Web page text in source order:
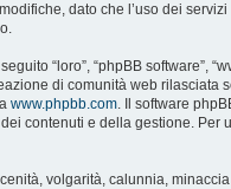
dato che l’uso dei servizi
“loro”, “phpBB software”,
di comunità web rilasciata
www.phpbb.com. Il software
contenuti e della gestione. Per
volgarità, calunnia,